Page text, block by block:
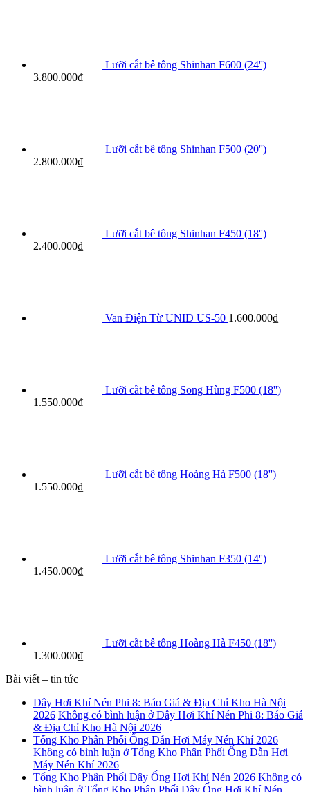
Lưỡi cắt bê tông Shinhan F600 (24'')
3.800.000₫
Lưỡi cắt bê tông Shinhan F500 (20'')
2.800.000₫
Lưỡi cắt bê tông Shinhan F450 (18'')
2.400.000₫
Van Điện Từ UNID US-50 1.600.000₫
Lưỡi cắt bê tông Song Hùng F500 (18'')
1.550.000₫
Lưỡi cắt bê tông Hoàng Hà F500 (18'')
1.550.000₫
Lưỡi cắt bê tông Shinhan F350 (14'')
1.450.000₫
Lưỡi cắt bê tông Hoàng Hà F450 (18'')
1.300.000₫
Bài viết – tin tức
Dây Hơi Khí Nén Phi 8: Báo Giá & Địa Chỉ Kho Hà Nội
2026 Không có bình luận ở Dây Hơi Khí Nén Phi 8: Báo Giá
& Địa Chỉ Kho Hà Nội 2026
Tổng Kho Phân Phối Ống Dẫn Hơi Máy Nén Khí 2026
Không có bình luận ở Tổng Kho Phân Phối Ống Dẫn Hơi
Máy Nén Khí 2026
Tổng Kho Phân Phối Dây Ống Hơi Khí Nén 2026 Không có